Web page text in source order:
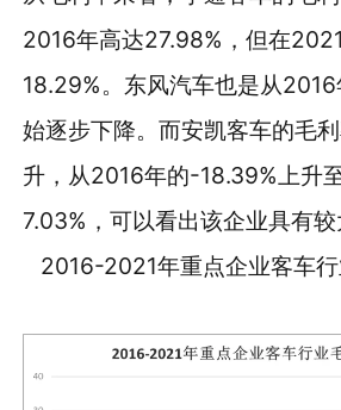
2016年高达27.98%，但在
18.29%。东风汽车也是从
始逐步下降。而安凯客车的毛
升，从2016年的-18.39%上升
7.03%，可以看出该企业具有较
2016-2021年重点企业客车行